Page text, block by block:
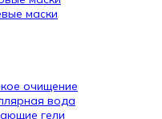
маски
очищение
вода
гели